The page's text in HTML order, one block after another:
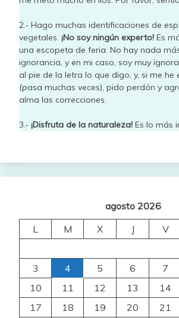
2.- Hago muchas identificaciones de
vegetales. ¡No soy ningún experto! Es
una escopeta de feria. No hay nada
ignorancia, y en mi caso, soy muy
al pie de la letra lo que digo, y, si me he
(pasa muchas veces), pido perdón y
alma las correcciones.
3.- ¡Disfruta de la naturaleza! Es lo más
agosto 2026
L
M X J V
3
4 5 6 7
10
11 12 13 14
17
18 19 20 21